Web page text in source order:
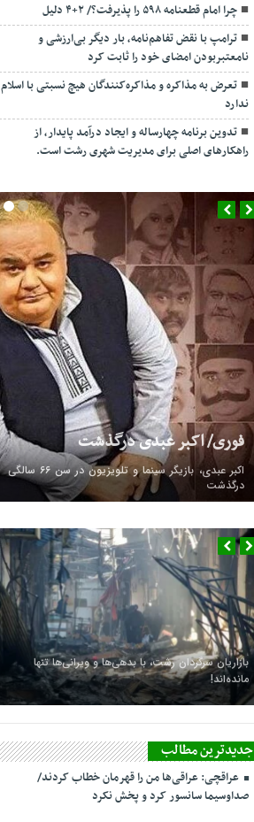
چرا امام قطعنامه ۵۹۸ را پذیرفت؟/ ۲+۴ دلیل
ترامپ با نقض تفاهم‌نامه، بار دیگر بی‌ارزشی و
نامعتبربودن امضای خود را ثابت کرد
تعرض به مذاکره و مذاکره‌کنندگان هیچ نسبتی با اسلام
ندارد
تدوین برنامه چهارساله و ایجاد درآمد پایدار، از
راهکارهای اصلی برای مدیریت شهری رشت است.
فوری/ اکبر عبدی درگذشت
اکبر عبدی، بازیگر سینما و تلویزیون در سن ۶۶ سالگی
درگذشت
بازاریان سرگردان رشت، با بدهی‌ها و ویرانی‌ها تنها
مانده‌اند!
جدیدترین مطالب
عراقچی: عراقی‌ها من را قهرمان خطاب کردند/
صداوسیما سانسور کرد و پخش نکرد